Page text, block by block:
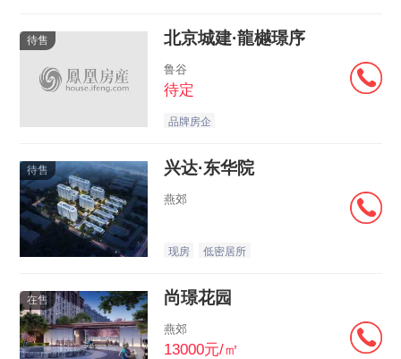
待售 北京城建·龍樾璟序
鲁谷
待定
品牌房企
待售 兴达·东华院
燕郊
现房 低密居所
在售 尚璟花园
燕郊
13000元/㎡